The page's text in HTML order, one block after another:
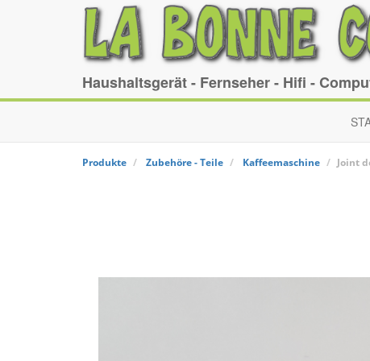
Haushaltsgerät - Fernseher - Hifi -
Produkte Zubehöre - Teile Kaffeemaschine Joint